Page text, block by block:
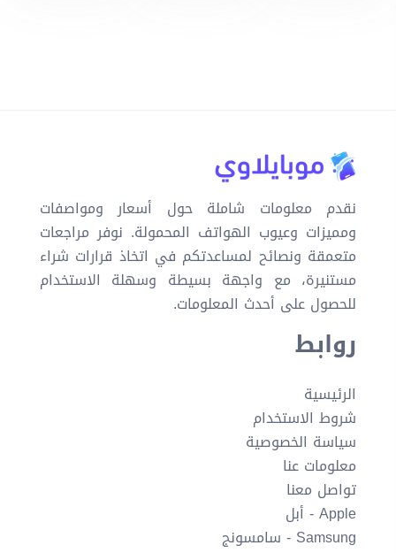
نقدم معلومات شاملة حول أسعار ومواصفات
ومميزات وعيوب الهواتف المحمولة. نوفر مراجعات
متعمقة ونصائح لمساعدتكم في اتخاذ قرارات شراء
مستنيرة، مع واجهة بسيطة وسهلة الاستخدام
للحصول على أحدث المعلومات.
روابط
الرئيسية
شروط الاستخدام
سياسة الخصوصية
معلومات عنا
تواصل معنا
Apple - أبل
Samsung - سامسونج